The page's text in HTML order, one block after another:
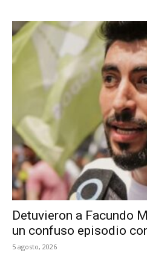
Detuvieron a Facundo
un confuso episodio
5 agosto, 2026